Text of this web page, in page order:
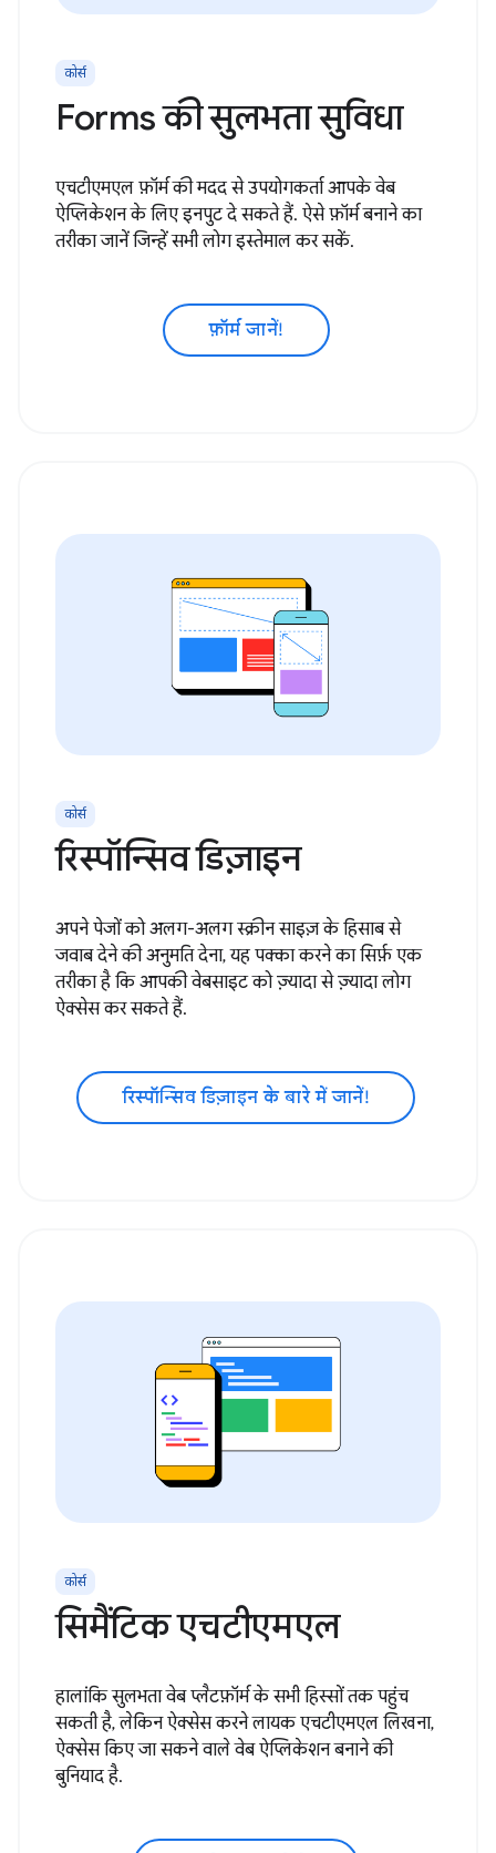
कोर्स
Forms की सुलभता सुविधा
एचटीएमएल फ़ॉर्म की मदद से उपयोगकर्ता आपके वेब
ऐप्लिकेशन के लिए इनपुट दे सकते हैं. ऐसे फ़ॉर्म बनाने का
तरीका जानें जिन्हें सभी लोग इस्तेमाल कर सकें.
फ़ॉर्म जानें!
कोर्स
रिस्पॉन्सिव डिज़ाइन
अपने पेजों को अलग-अलग स्क्रीन साइज़ के हिसाब से
जवाब देने की अनुमति देना, यह पक्का करने का सिर्फ़ एक
तरीका है कि आपकी वेबसाइट को ज़्यादा से ज़्यादा लोग
ऐक्सेस कर सकते हैं.
रिस्पॉन्सिव डिज़ाइन के बारे में जानें!
कोर्स
सिमैंटिक एचटीएमएल
हालांकि सुलभता वेब प्लैटफ़ॉर्म के सभी हिस्सों तक पहुंच
सकती है, लेकिन ऐक्सेस करने लायक एचटीएमएल लिखना,
ऐक्सेस किए जा सकने वाले वेब ऐप्लिकेशन बनाने की
बुनियाद है.